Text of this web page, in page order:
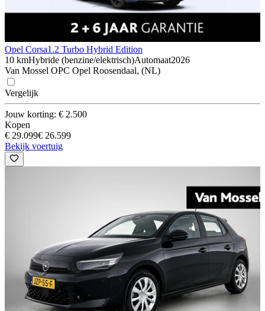
Opel Corsa1.2 Turbo Hybrid Edition
10 kmHybride (benzine/elektrisch)Automaat2026
Van Mossel OPC Opel Roosendaal, (NL)
Vergelijk
Jouw korting: € 2.500
Kopen
€ 29.099€ 26.599
Bekijk voertuig